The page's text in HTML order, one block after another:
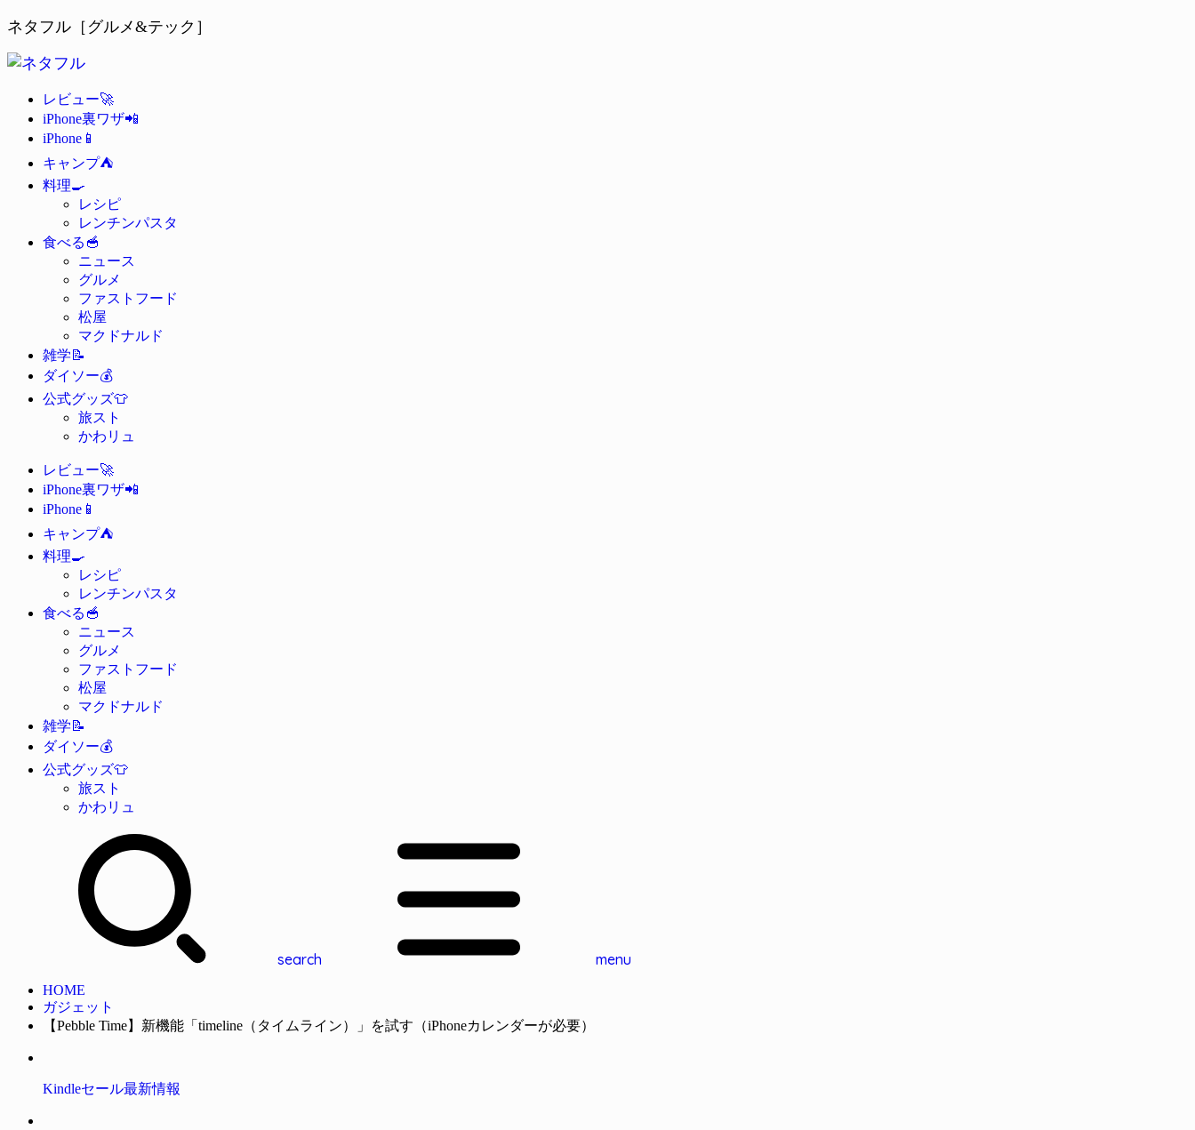
ネタフル［グルメ&テック］
レビュー🚀
iPhone裏ワザ📲
iPhone 📱
キャンプ⛺
料理🍳
レシピ
レンチンパスタ
食べる 🥣
ニュース
グルメ
ファストフード
松屋
マクドナルド
雑学📝
ダイソー💰
公式グッズ👕
旅スト
かわリュ
レビュー🚀
iPhone裏ワザ📲
iPhone 📱
キャンプ⛺
料理🍳
レシピ
レンチンパスタ
食べる 🥣
ニュース
グルメ
ファストフード
松屋
マクドナルド
雑学📝
ダイソー💰
公式グッズ👕
旅スト
かわリュ
search menu
HOME
ガジェット
【Pebble Time】新機能「timeline（タイムライン）」を試す（iPhoneカレンダーが必要）
Kindleセール最新情報